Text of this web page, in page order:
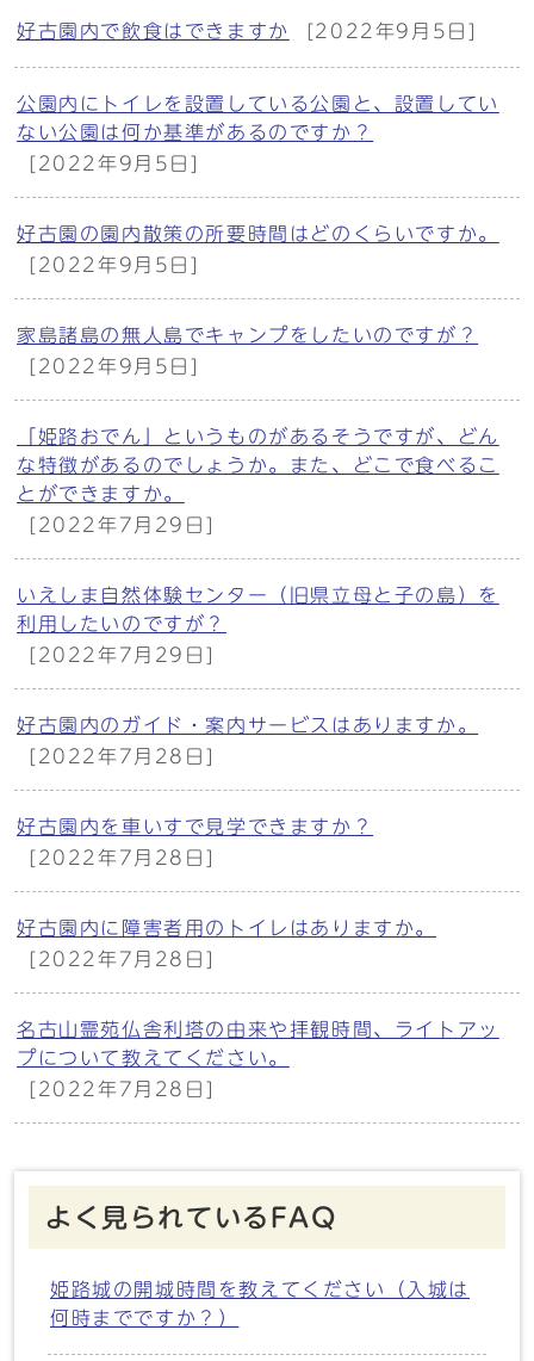
好古園内で飲食はできますか [2022年9月5日]
公園内にトイレを設置している公園と、設置してい
ない公園は何か基準があるのですか？
[2022年9月5日]
好古園の園内散策の所要時間はどのくらいですか。
[2022年9月5日]
家島諸島の無人島でキャンプをしたいのですが？
[2022年9月5日]
「姫路おでん」というものがあるそうですが、どん
な特徴があるのでしょうか。また、どこで食べるこ
とができますか。
[2022年7月29日]
いえしま自然体験センター（旧県立母と子の島）を
利用したいのですが？
[2022年7月29日]
好古園内のガイド・案内サービスはありますか。
[2022年7月28日]
好古園内を車いすで見学できますか？
[2022年7月28日]
好古園内に障害者用のトイレはありますか。
[2022年7月28日]
名古山霊苑仏舎利塔の由来や拝観時間、ライトアッ
プについて教えてください。
[2022年7月28日]
よく見られているFAQ
姫路城の開城時間を教えてください（入城は
何時までですか？）